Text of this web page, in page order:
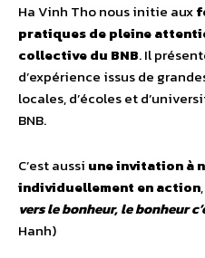
Ha Vinh Tho nous initie aux
pratiques de pleine
collective du BNB. Il
d’expérience issus de
locales, d’écoles et
BNB.
C’est aussi une invitation à
individuellement en action
vers le bonheur, le bonheur
Hanh)